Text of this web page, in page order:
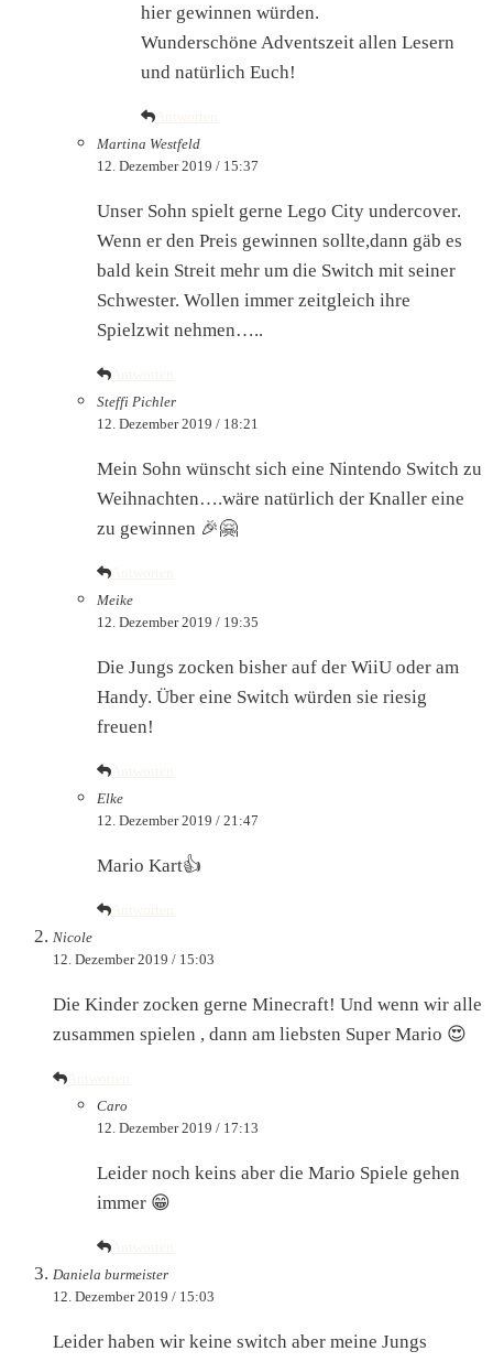
hier gewinnen würden.
Wunderschöne Adventszeit allen Lesern
und natürlich Euch!
Martina Westfeld
12. Dezember 2019 / 15:37
Unser Sohn spielt gerne Lego City undercover.
Wenn er den Preis gewinnen sollte,dann gäb es
bald kein Streit mehr um die Switch mit seiner
Schwester. Wollen immer zeitgleich ihre
Spielzwit nehmen…..
Steffi Pichler
12. Dezember 2019 / 18:21
Mein Sohn wünscht sich eine Nintendo Switch zu
Weihnachten….wäre natürlich der Knaller eine
zu gewinnen 🎉🤗
Meike
12. Dezember 2019 / 19:35
Die Jungs zocken bisher auf der WiiU oder am
Handy. Über eine Switch würden sie riesig
freuen!
Elke
12. Dezember 2019 / 21:47
Mario Kart👍
Nicole
12. Dezember 2019 / 15:03
Die Kinder zocken gerne Minecraft! Und wenn wir alle
zusammen spielen , dann am liebsten Super Mario 😍
Caro
12. Dezember 2019 / 17:13
Leider noch keins aber die Mario Spiele gehen
immer 😁
Daniela burmeister
12. Dezember 2019 / 15:03
Leider haben wir keine switch aber meine Jungs